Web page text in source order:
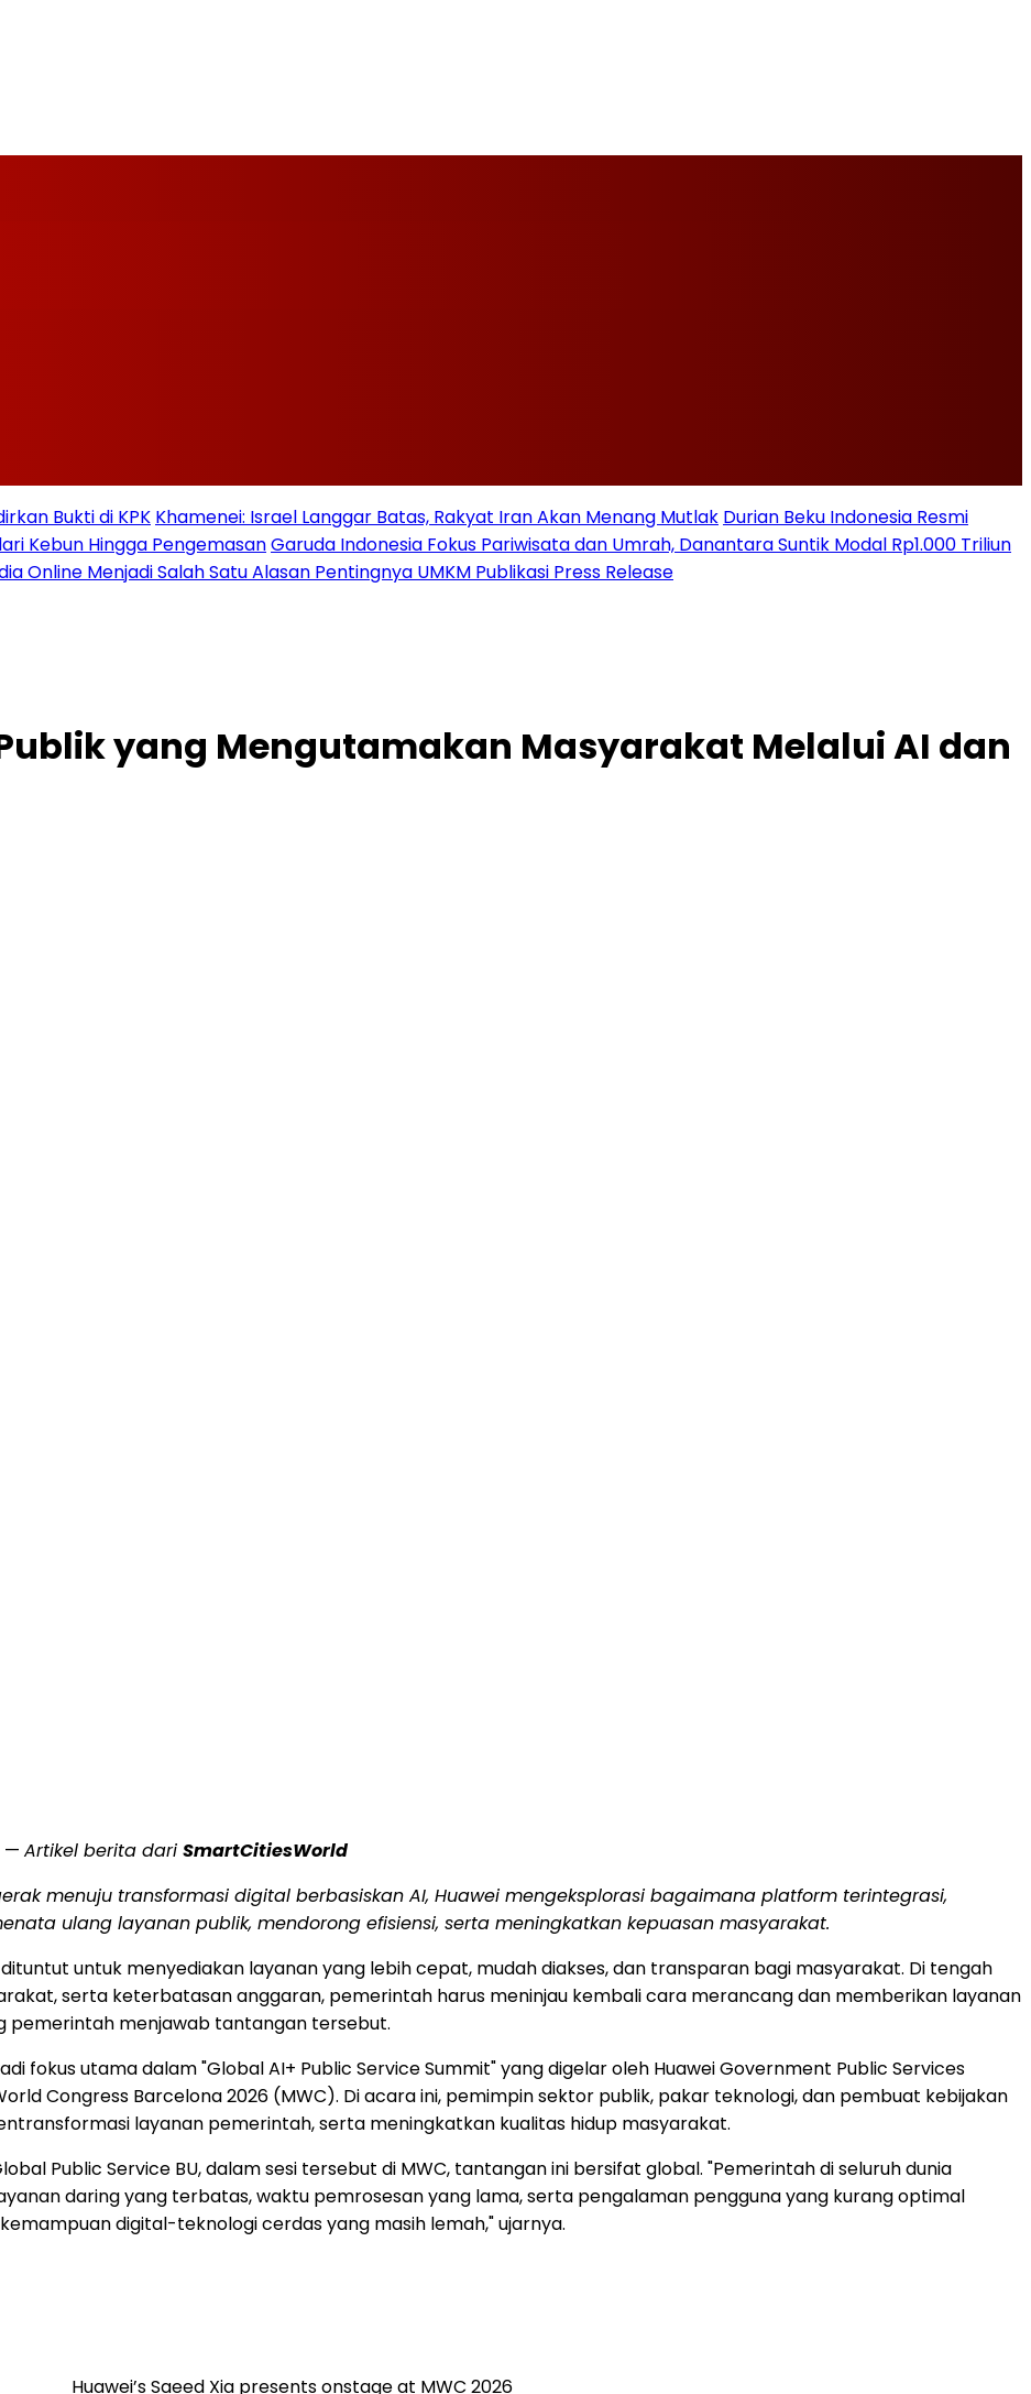
Bukti di KPK Khamenei: Israel Langgar Batas, Rakyat Iran Akan Menang Mutlak Durian Beku Indonesia Resmi
Kebun Hingga PengemasanGaruda Indonesia Fokus Pariwisata dan Umrah, Danantara Suntik Modal Rp1.000 Triliun
Online Menjadi Salah Satu Alasan Pentingnya UMKM Publikasi Press Release
yang Mengutamakan Masyarakat Melalui AI dan
— Artikel berita dari SmartCitiesWorld
menuju transformasi digital berbasiskan AI, Huawei mengeksplorasi bagaimana platform terintegrasi,
ulang layanan publik, mendorong efisiensi, serta meningkatkan kepuasan masyarakat.
untuk menyediakan layanan yang lebih cepat, mudah diakses, dan transparan bagi masyarakat. Di tengah
serta keterbatasan anggaran, pemerintah harus meninjau kembali cara merancang dan memberikan layanan
pemerintah menjawab tantangan tersebut.
fokus utama dalam "Global AI+ Public Service Summit" yang digelar oleh Huawei Government Public Services
Congress Barcelona 2026 (MWC). Di acara ini, pemimpin sektor publik, pakar teknologi, dan pembuat kebijakan
layanan pemerintah, serta meningkatkan kualitas hidup masyarakat.
Public Service BU, dalam sesi tersebut di MWC, tantangan ini bersifat global. "Pemerintah di seluruh dunia
daring yang terbatas, waktu pemrosesan yang lama, serta pengalaman pengguna yang kurang optimal
digital-teknologi cerdas yang masih lemah," ujarnya.
Huawei’s Saeed Xia presents onstage at MWC 2026